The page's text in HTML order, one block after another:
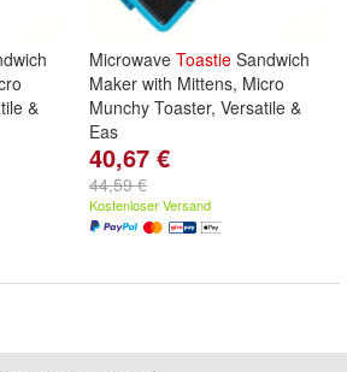
&
Microwave Toastie Sandwich
Maker with Mittens, Micro
Munchy Toaster, Versatile &
Eas
40,67 €
44,59 €
Kostenloser Versand